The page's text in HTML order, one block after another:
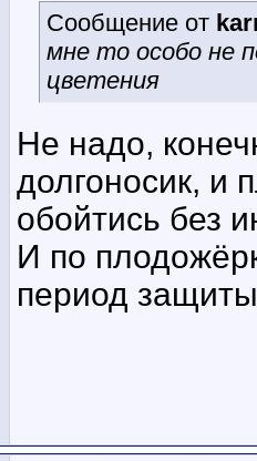
Сообщение от
мне то особо не
цветения
Не надо,
долгоносик, и
обойтись без
И по
период